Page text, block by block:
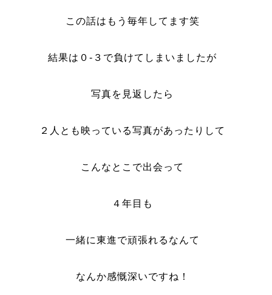
この話はもう毎年してます笑
結果は０-３で負けてしまいましたが
写真を見返したら
２人とも映っている写真があったりして
こんなとこで出会って
４年目も
一緒に東進で頑張れるなんて
なんか感慨深いですね！